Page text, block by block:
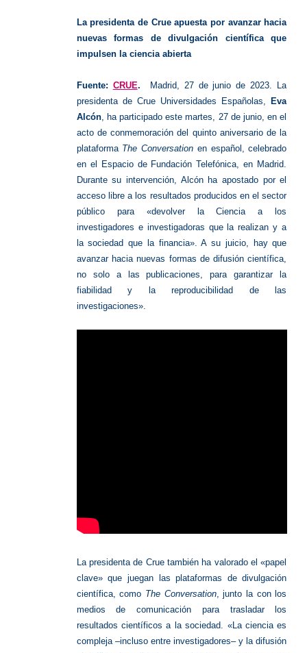
La presidenta de Crue apuesta por avanzar hacia
nuevas formas de divulgación científica que
impulsen la ciencia abierta
Fuente: CRUE.
Madrid, 27 de junio de 2023. La
presidenta de Crue Universidades Españolas,
Eva
Alcón, ha participado este martes, 27 de junio, en el
acto de conmemoración del quinto aniversario de la
plataforma The Conversation en español, celebrado
en el Espacio de Fundación Telefónica, en Madrid.
Durante su intervención, Alcón ha apostado por el
acceso libre a los resultados producidos en el sector
público para «devolver la Ciencia a los
investigadores e investigadoras que la realizan y a
la sociedad que la financia». A su juicio, hay que
avanzar hacia nuevas formas de difusión científica,
no solo a las publicaciones, para garantizar la
fiabilidad y la reproducibilidad de las
investigaciones».
La presidenta de Crue también ha valorado el «papel
clave» que juegan las plataformas de divulgación
científica, como The Conversation, junto la con los
medios de comunicación para trasladar los
resultados científicos a la sociedad. «La ciencia es
compleja –incluso entre investigadores– y la difusión